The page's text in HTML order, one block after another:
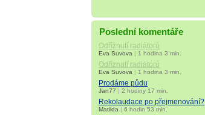
Poslední komentáře
Odříznutí radiátorů
Eva Suvova | 1 hodina 3 min.
Odříznutí radiátorů
Eva Suvova | 1 hodina 3 min.
Prodáme půdu
Jan77 |2 hodiny 17 min.
Rekolaudace po přejmenování?
Matilda |6 hodin 53 min.